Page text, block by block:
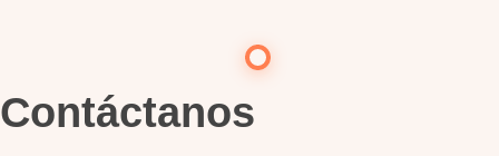
Contáctanos